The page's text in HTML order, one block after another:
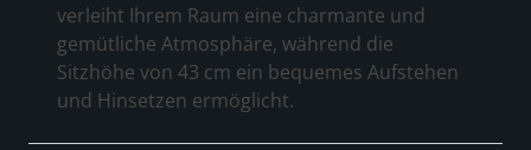
verleiht Ihrem Raum eine charmante und
gemütliche Atmosphäre, während die
Sitzhöhe von 43 cm ein bequemes Aufstehen
und Hinsetzen ermöglicht.